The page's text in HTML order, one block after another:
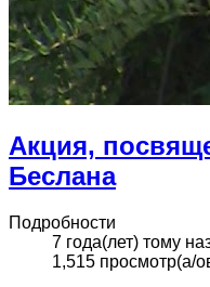
Акция,
Беслана
Подробности
7 года(лет) тому
1,515 просмотр(а/